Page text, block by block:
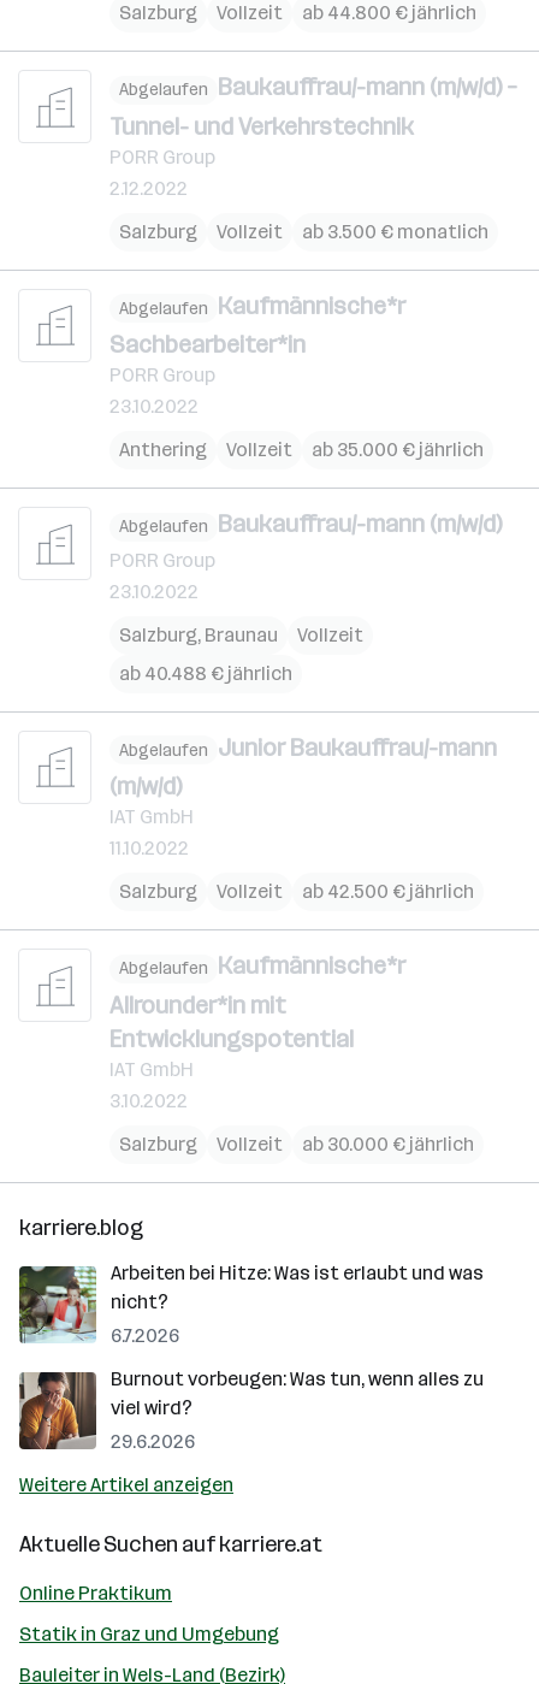
Salzburg
Vollzeit ab 44.800 € jährlich
Abgelaufen Baukauffrau/-mann (m/w/d) –
Tunnel- und Verkehrstechnik
PORR Group
2.12.2022
Salzburg
Vollzeit ab 3.500 € monatlich
Abgelaufen Kaufmännische*r
Sachbearbeiter*in
PORR Group
23.10.2022
Anthering
Vollzeit ab 35.000 € jährlich
Abgelaufen Baukauffrau/-mann (m/w/d)
PORR Group
23.10.2022
Salzburg, Braunau
Vollzeit
ab 40.488 € jährlich
Abgelaufen Junior Baukauffrau/-mann
(m/w/d)
IAT GmbH
11.10.2022
Salzburg
Vollzeit ab 42.500 € jährlich
Abgelaufen Kaufmännische*r
Allrounder*in mit
Entwicklungspotential
IAT GmbH
3.10.2022
Salzburg
Vollzeit ab 30.000 € jährlich
karriere.blog
Arbeiten bei Hitze: Was ist erlaubt und was
nicht?
6.7.2026
Burnout vorbeugen: Was tun, wenn alles zu
viel wird?
29.6.2026
Weitere Artikel anzeigen
Aktuelle Suchen aufkarriere.at
Online Praktikum
Statik in Graz und Umgebung
Bauleiter in Wels-Land (Bezirk)